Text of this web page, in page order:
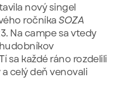
nový singel
ročníkaSOZA
Na campe sa vtedy
sa každé ráno rozdelili
celý deň venovali